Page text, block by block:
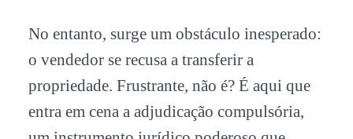
No entanto, surge um obstáculo inesperado:
o vendedor se recusa a transferir a
propriedade. Frustrante, não é? É aqui que
entra em cena a adjudicação compulsória,